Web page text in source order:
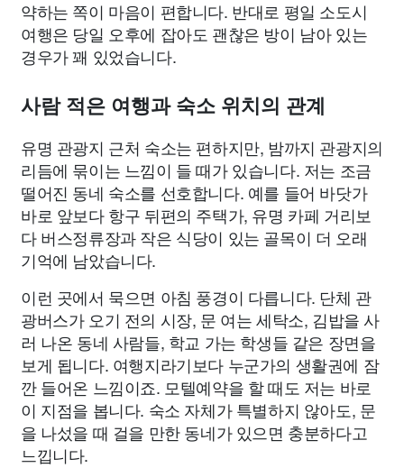
약하는 쪽이 마음이 편합니다. 반대로 평일 소도시
여행은 당일 오후에 잡아도 괜찮은 방이 남아 있는
경우가 꽤 있었습니다.
사람 적은 여행과 숙소 위치의 관계
유명 관광지 근처 숙소는 편하지만, 밤까지 관광지의
리듬에 묶이는 느낌이 들 때가 있습니다. 저는 조금
떨어진 동네 숙소를 선호합니다. 예를 들어 바닷가
바로 앞보다 항구 뒤편의 주택가, 유명 카페 거리보
다 버스정류장과 작은 식당이 있는 골목이 더 오래
기억에 남았습니다.
이런 곳에서 묵으면 아침 풍경이 다릅니다. 단체 관
광버스가 오기 전의 시장, 문 여는 세탁소, 김밥을 사
러 나온 동네 사람들, 학교 가는 학생들 같은 장면을
보게 됩니다. 여행지라기보다 누군가의 생활권에 잠
깐 들어온 느낌이죠. 모텔예약을 할 때도 저는 바로
이 지점을 봅니다. 숙소 자체가 특별하지 않아도, 문
을 나섰을 때 걸을 만한 동네가 있으면 충분하다고
느낍니다.